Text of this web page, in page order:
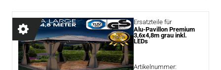
Ersatzteile für
Alu-Pavillon Premium
3,6x4,8m grau inkl.
LEDs
Artikelnummer: